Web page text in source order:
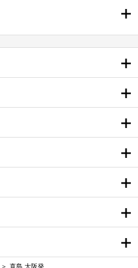
直島 大阪発